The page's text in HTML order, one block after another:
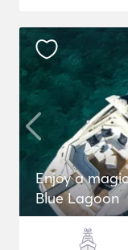
Enjoy a
Blue Lagoon